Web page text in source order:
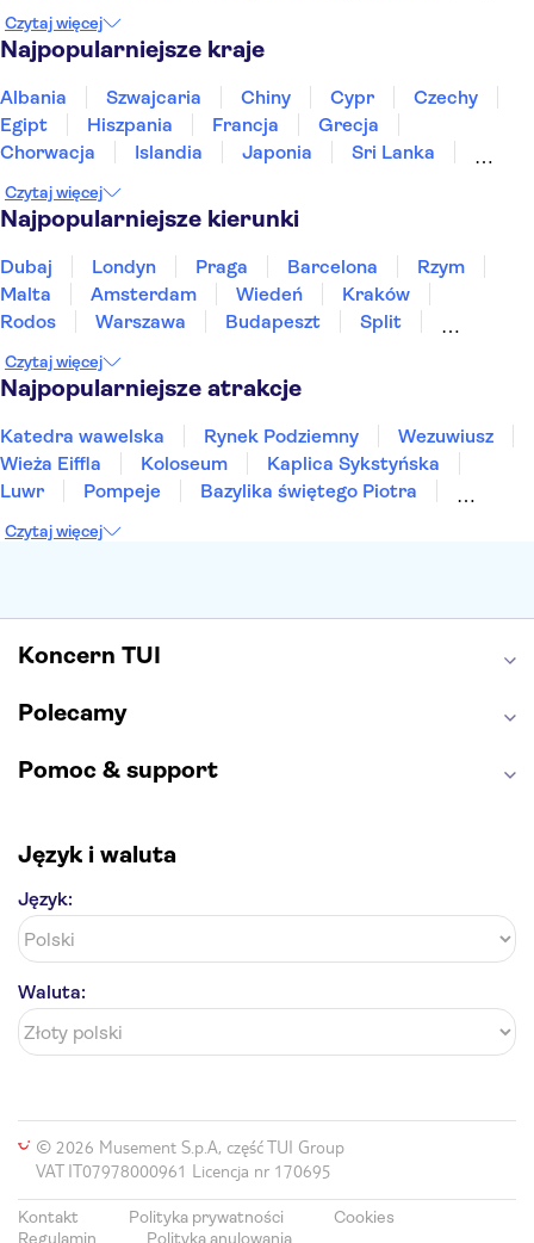
Heraklion Archaeological Museum
Athens Archeological Museum
Elafonisi
Paleokastritsa Monastery
Santorini Volcano
Czytaj więcej
Najpopularniejsze kraje
Albania Szwajcaria Chiny Cypr
Czechy
Egipt
Hiszpania Francja
Grecja
Chorwacja
Islandia Japonia
Sri Lanka
Tunezja
Turcja Wietnam
Czytaj więcej
Najpopularniejsze kierunki
Dubaj Londyn Praga Barcelona
Rzym
Malta
Amsterdam Wiedeń
Kraków
Rodos
Warszawa Budapeszt
Split
Sopot
Gdynia Zakopane
Czytaj więcej
Najpopularniejsze atrakcje
Katedra wawelska Rynek Podziemny
Wezuwiusz
Wieża Eiffla
Koloseum
Kaplica Sykstyńska
Luwr
Pompeje
Bazylika świętego Piotra
Etna
Wawel
Czytaj więcej
Koncern TUI
Polecamy
Pomoc & support
Język i waluta
Język:
Waluta:
© 2026 Musement S.p.A, część TUI Group
VAT IT07978000961 Licencja nr 170695
Kontakt Polityka prywatności
Cookies
Regulamin
Polityka anulowania